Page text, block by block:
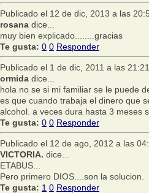
Publicado el 12 de dic, 2013 a las
rosana dice...
muy bien explicado........gracias
Te gusta: 0 0 Responder
Publicado el 1 de dic, 2011 a las
ormida dice...
hola no se si mi familiar se le puede
es que cuando trabaja el dinero que
alcohol. a veces dura hasta 3 meses
Te gusta: 0 0 Responder
Publicado el 12 de ago, 2012 a las
VICTORIA. dice...
ETABUS...
Pero primero DIOS....son la solucion.
Te gusta: 1 0 Responder